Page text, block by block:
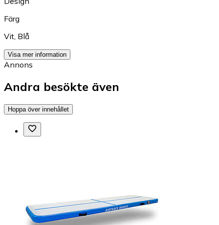
Färg
Vit Blå
Visa mer information
Annons
Andra besökte även
Hoppa över innehållet